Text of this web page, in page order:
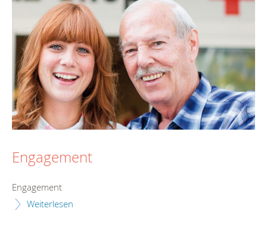
Engagement
Engagement
Weiterlesen